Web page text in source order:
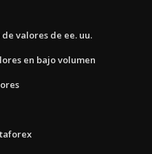
valores de ee. uu.
en bajo volumen